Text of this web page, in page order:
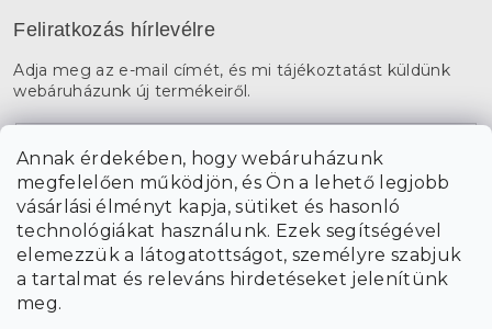
Annak érdekében, hogy webáruházunk
megfelelően működjön, és Ön a lehető legjobb
vásárlási élményt kapja, sütiket és hasonló
technológiákat használunk. Ezek segítségével
elemezzük a látogatottságot, személyre szabjuk
a tartalmat és releváns hirdetéseket jelenítünk
meg.
Feliratkozás hírlevélre
Adja meg az e-mail címét, és mi tájékoztatást küldünk
webáruházunk új termékeiről.
A hírlevelekre való feliratkozással egyetérteka személyes
adatok feldolgozásával.
FELIRATKOZÁS